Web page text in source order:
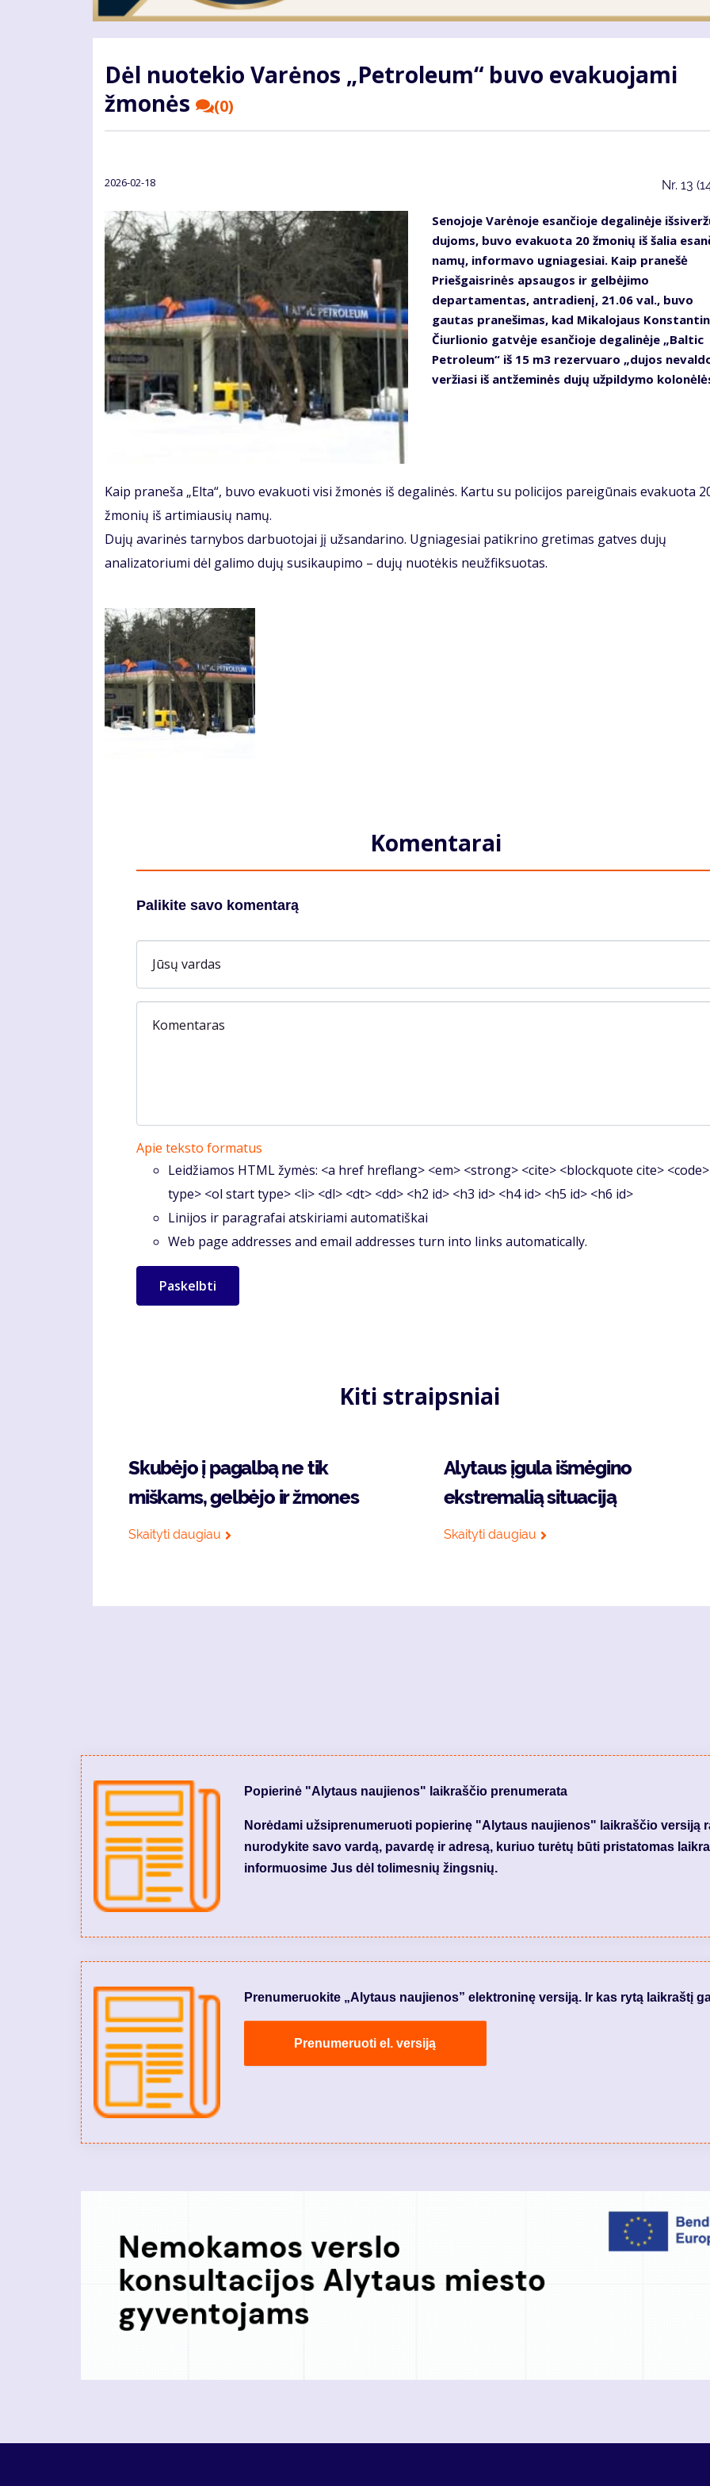
Dėl nuotekio Varėnos „Petroleum“ buvo evakuojami
žmonės
(0)
2026-02-18 Nr. 13
Senojoje Varėnoje esančioje degalinėje
dujoms, buvo evakuota 20 žmonių iš šalia
namų, informavo ugniagesiai. Kaip pranešė
Priešgaisrinės apsaugos ir gelbėjimo
departamentas, antradienį, 21.06 val., buvo
gautas pranešimas, kad Mikalojaus
Čiurlionio gatvėje esančioje degalinėje „Baltic
Petroleum“ iš 15 m3 rezervuaro „dujos
veržiasi iš antžeminės dujų užpildymo
Kaip praneša „Elta“, buvo evakuoti visi žmonės iš degalinės. Kartu su policijos pareigūnais evakuota
žmonių iš artimiausių namų.
Dujų avarinės tarnybos darbuotojai jį užsandarino. Ugniagesiai patikrino gretimas gatves dujų
analizatoriumi dėl galimo dujų susikaupimo – dujų nuotėkis neužfiksuotas.
Komentarai
Palikite savo komentarą
Jūsų vardas
Komentaras
Apie teksto formatus
Leidžiamos HTML žymės: <a href hreflang> <em> <strong> <cite> <blockquote cite>
type> <ol start type> <li> <dl> <dt> <dd> <h2 id> <h3 id> <h4 id> <h5 id> <h6 id>
Linijos ir paragrafai atskiriami automatiškai
Web page addresses and email addresses turn into links automatically.
Kiti straipsniai
Skubėjo į pagalbą ne tik
miškams, gelbėjo ir žmones
Skaityti daugiau
Alytaus įgula išmėgino
ekstremalią situaciją
Skaityti daugiau
Popierinė "Alytaus naujienos" laikraščio prenumerata
Norėdami užsiprenumeruoti popierinę "Alytaus naujienos" laikraščio versiją
nurodykite savo vardą, pavardę ir adresą, kuriuo turėtų būti pristatomas
informuosime Jus dėl tolimesnių žingsnių.
Prenumeruokite „Alytaus naujienos” elektroninę versiją. Ir kas rytą laikraštį
Prenumeruoti el. versiją